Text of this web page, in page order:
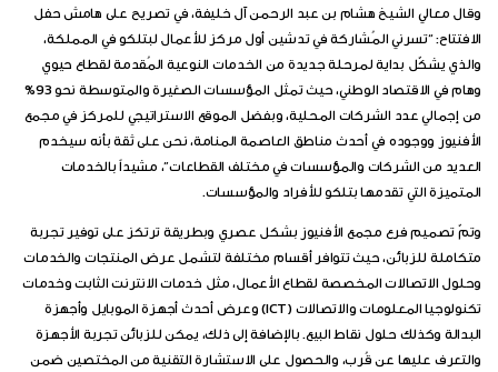
وقال معالي الشيخ هشام بن عبد الرحمن آل خليفة، في تصريح على هامش حفل
الافتتاح: “تسرني المُشاركة في تدشين أول مركز للأعمال لبتلكو في المملكة،
والذي يشكّل بداية لمرحلة جديدة من الخدمات النوعية المُقدمة لقطاع حيوي
وهام في الاقتصاد الوطني، حيث تمثل المؤسسات الصغيرة والمتوسطة نحو 93%
من إجمالي عدد الشركات المحلية، وبفضل الموقع الاستراتيجي للمركز في مجمع
الأفنيوز ووجوده في أحدث مناطق العاصمة المنامة، نحن على ثقة بأنه سيخدم
العديد من الشركات والمؤسسات في مختلف القطاعات”، مشيداً بالخدمات
المتميزة التي تقدمها بتلكو للأفراد والمؤسسات.
وتمّ تصميم فرع مجمع الأفنيوز بشكل عصري وبطريقة ترتكز على توفير تجربة
متكاملة للزبائن، حيث تتوافر أقسام مختلفة لتشمل عرض المنتجات والخدمات
وحلول الاتصالات المخصصة لقطاع الأعمال، مثل خدمات الانترنت الثابت وخدمات
تكنولوجيا المعلومات والاتصالات (ICT) وعرض أحدث أجهزة الموبايل وأجهزة
البدالة وكذلك حلول نقاط البيع. بالإضافة إلى ذلك، يمكن للزبائن تجربة الأجهزة
والتعرف عليها عن قُرب، والحصول على الاستشارة التقنية من المختصين ضمن